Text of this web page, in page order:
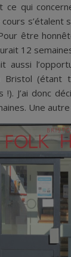
qui
cours s’étalent
être
12
aussi
(étant
J’ai donc
Une